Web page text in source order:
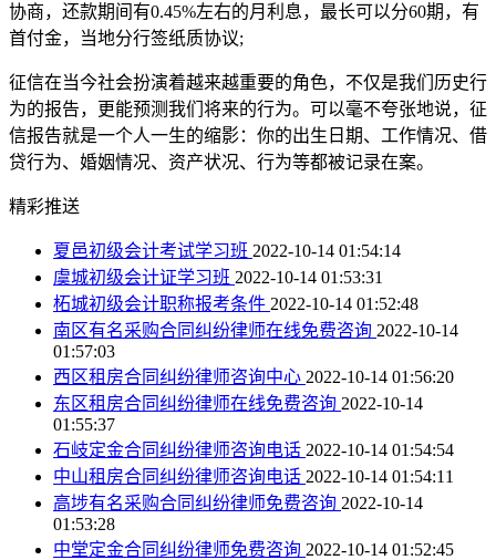
协商，还款期间有0.45%左右的月利息，最长可以分60期，有
首付金，当地分行签纸质协议;
征信在当今社会扮演着越来越重要的角色，不仅是我们历史行
为的报告，更能预测我们将来的行为。可以毫不夸张地说，征
信报告就是一个人一生的缩影：你的出生日期、工作情况、借
贷行为、婚姻情况、资产状况、行为等都被记录在案。
精彩推送
夏邑初级会计考试学习班 2022-10-14 01:54:14
虞城初级会计证学习班 2022-10-14 01:53:31
柘城初级会计职称报考条件 2022-10-14 01:52:48
南区有名采购合同纠纷律师在线免费咨询 2022-10-14
01:57:03
西区租房合同纠纷律师咨询中心 2022-10-14 01:56:20
东区租房合同纠纷律师在线免费咨询 2022-10-14
01:55:37
石岐定金合同纠纷律师咨询电话 2022-10-14 01:54:54
中山租房合同纠纷律师咨询电话 2022-10-14 01:54:11
高埗有名采购合同纠纷律师免费咨询 2022-10-14
01:53:28
中堂定金合同纠纷律师免费咨询 2022-10-14 01:52:45